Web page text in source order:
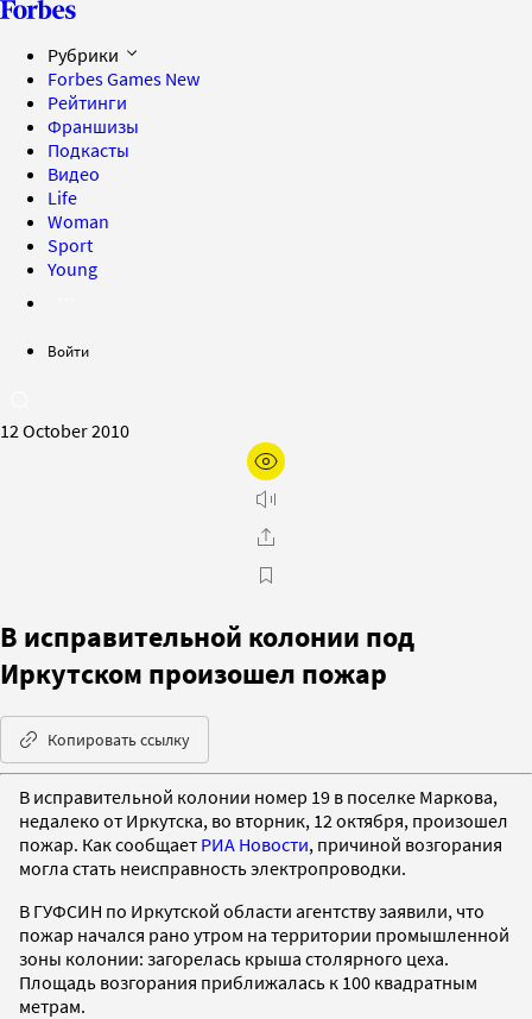
Рубрики
Forbes Games New
Рейтинги
Франшизы
Подкасты
Видео
Life
Woman
Sport
Young
Войти
12 October 2010
В исправительной колонии под
Иркутском произошел пожар
Копировать ссылку
В исправительной колонии номер 19 в поселке Маркова,
недалеко от Иркутска, во вторник, 12 октября, произошел
пожар. Как сообщает РИА Новости, причиной возгорания
могла стать неисправность электропроводки.
В ГУФСИН по Иркутской области агентству заявили, что
пожар начался рано утром на территории промышленной
зоны колонии: загорелась крыша столярного цеха.
Площадь возгорания приближалась к 100 квадратным
метрам.